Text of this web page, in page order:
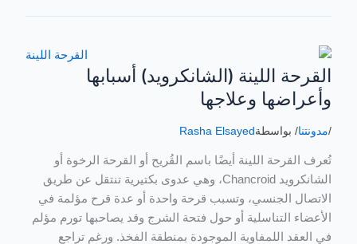
القرحة اللينة (الشانكرويد) أسبابها
وأعراضها وعلاجها
/مدونتنا/ بواسطةRasha Elsayed
تُعرف القرحة اللينة أيضًا باسم القُريح أو القرحة الرخوة أو
الشانكرويد Chancroid، وهي عدوى بكتيرية تنتقل عن طريق
الاتصال الجنسي، وتسبب قرحة واحدة أو عدة قرح مؤلمة في
الأعضاء التناسلية أو حول فتحة الشرج وقد يصاحبها تورم مؤلم
في العقد اللمفاوية الموجودة بمنطقة الفخذ. ورغم تراجع
القرحة
وعلاجها